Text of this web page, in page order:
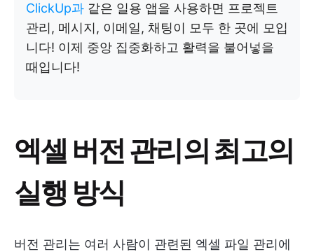
ClickUp과 같은 일용 앱을 사용하면 프로젝트
관리, 메시지, 이메일, 채팅이 모두 한 곳에 모입
니다! 이제 중앙 집중화하고 활력을 불어넣을
때입니다!
엑셀 버전 관리의 최고의
실행 방식
버전 관리는 여러 사람이 관련된 엑셀 파일 관리에